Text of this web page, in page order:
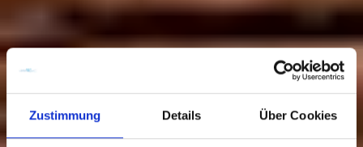
Zustimmung Details Über Cookies